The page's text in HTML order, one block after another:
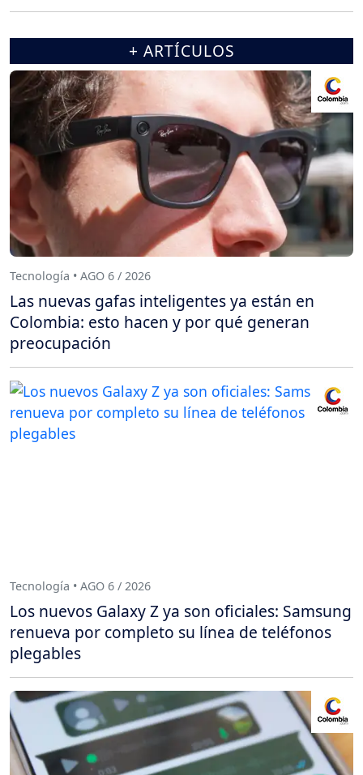
+ ARTÍCULOS
Tecnología • AGO 6 / 2026
Las nuevas gafas inteligentes ya están en
Colombia: esto hacen y por qué generan
preocupación
Tecnología • AGO 6 / 2026
Los nuevos Galaxy Z ya son oficiales: Samsung
renueva por completo su línea de teléfonos
plegables